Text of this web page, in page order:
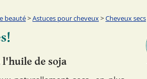
beauté>Astuces pour cheveux>Cheveux secs
l'huile de soja